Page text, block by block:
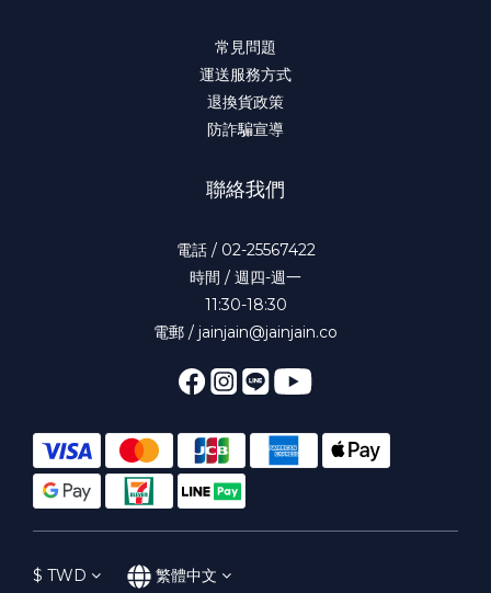
常見問題
運送服務方式
退換貨政策
防詐騙宣導
聯絡我們
電話 / 02-25567422
時間 / 週四-週一
11:30-18:30
電郵 / jainjain@jainjain.co
$ TWD 繁體中文